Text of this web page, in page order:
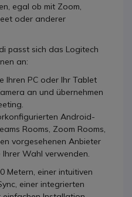
egal ob mit Zoom,
oder anderer
passt sich das Logitech
an:
Ihren PC oder Ihr Tablet
an und übernehmen
Android-
Rooms, Zoom Rooms,
vorgesehenen Anbieter
Wahl verwenden.
Metern, einer intuitiven
einer integrierten